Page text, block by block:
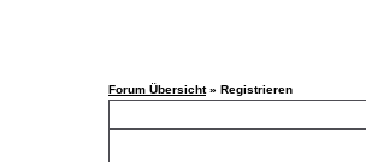
Forum Übersicht» Registrieren